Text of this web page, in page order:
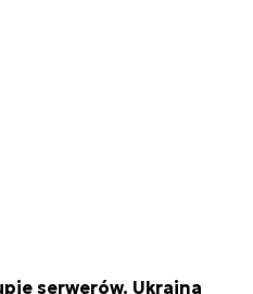
serwerów. Ukraina